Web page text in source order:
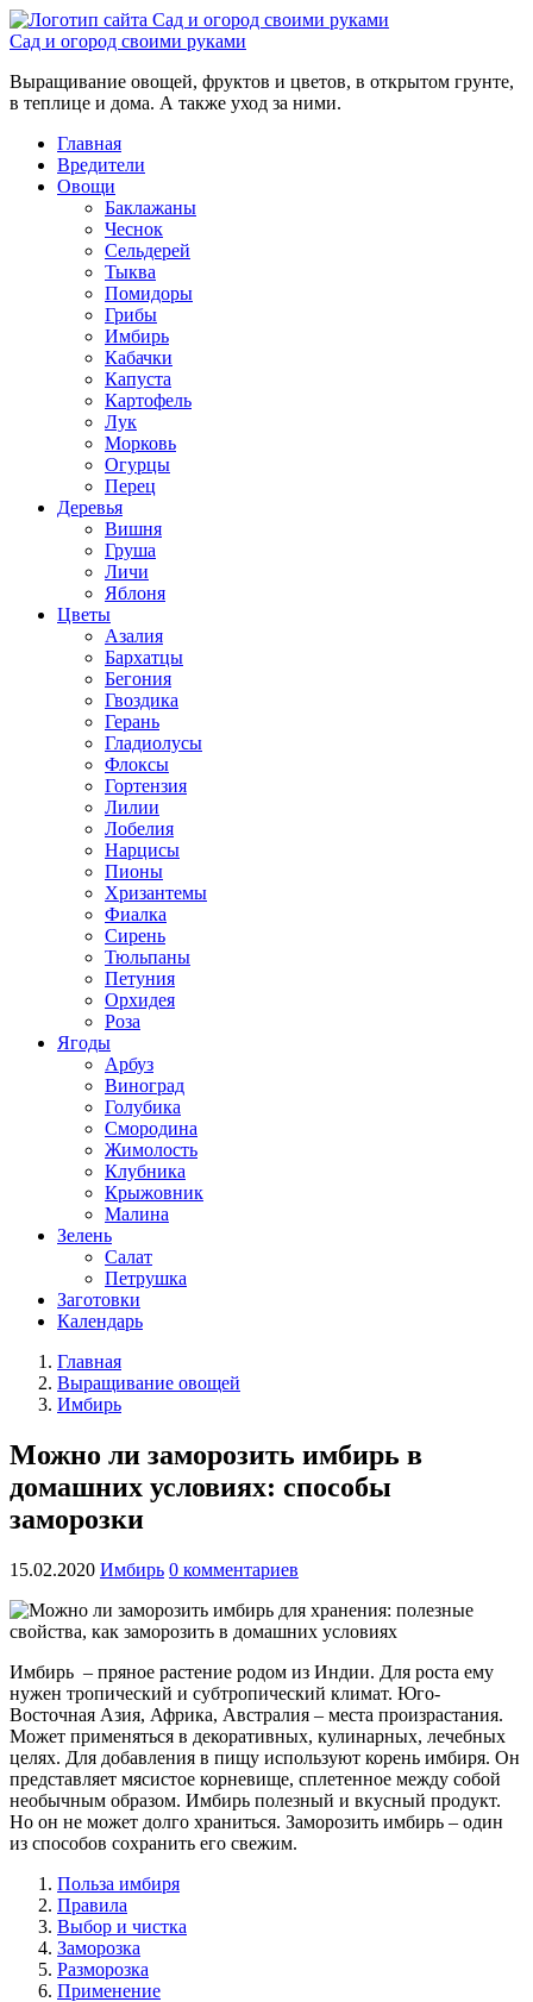
Сад и огород своими руками
Выращивание овощей, фруктов и цветов, в открытом грунте,
в теплице и дома. А также уход за ними.
Главная
Вредители
Овощи
Баклажаны
Чеснок
Сельдерей
Тыква
Помидоры
Грибы
Имбирь
Кабачки
Капуста
Картофель
Лук
Морковь
Огурцы
Перец
Деревья
Вишня
Груша
Личи
Яблоня
Цветы
Азалия
Бархатцы
Бегония
Гвоздика
Герань
Гладиолусы
Флоксы
Гортензия
Лилии
Лобелия
Нарцисы
Пионы
Хризантемы
Фиалка
Сирень
Тюльпаны
Петуния
Орхидея
Роза
Ягоды
Арбуз
Виноград
Голубика
Смородина
Жимолость
Клубника
Крыжовник
Малина
Зелень
Салат
Петрушка
Заготовки
Календарь
Главная
Выращивание овощей
Имбирь
Можно ли заморозить имбирь в
домашних условиях: способы
заморозки
15.02.2020 Имбирь 0 комментариев
Имбирь – пряное растение родом из Индии. Для роста ему
нужен тропический и субтропический климат. Юго-
Восточная Азия, Африка, Австралия – места произрастания.
Может применяться в декоративных, кулинарных, лечебных
целях. Для добавления в пищу используют корень имбиря. Он
представляет мясистое корневище, сплетенное между собой
необычным образом. Имбирь полезный и вкусный продукт.
Но он не может долго храниться. Заморозить имбирь – один
из способов сохранить его свежим.
Польза имбиря
Правила
Выбор и чистка
Заморозка
Разморозка
Применение